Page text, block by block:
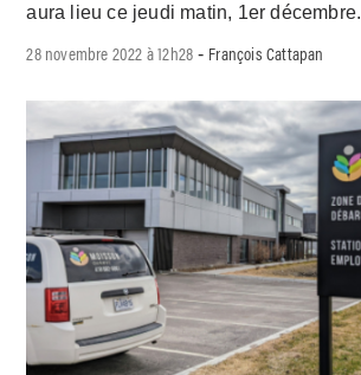
aura lieu ce jeudi matin, 1er décembre.
28 novembre 2022 à 12h28 - François Cattapan